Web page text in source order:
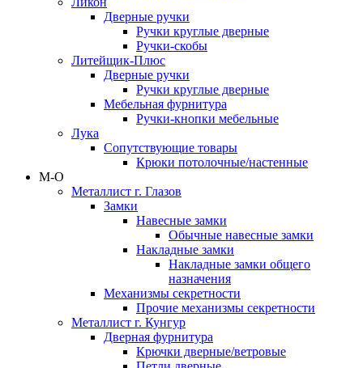
Дверные ручки
Ручки круглые дверные
Ручки-скобы
Литейщик-Плюс
Дверные ручки
Ручки круглые дверные
Мебельная фурнитура
Ручки-кнопки мебельные
Лука
Сопутствующие товары
Крюки потолочные/настенные
М-О
Металлист г. Глазов
Замки
Навесные замки
Обычные навесные замки
Накладные замки
Накладные замки общего
назначения
Механизмы секретности
Прочие механизмы секретности
Металлист г. Кунгур
Дверная фурнитура
Крючки дверные/ветровые